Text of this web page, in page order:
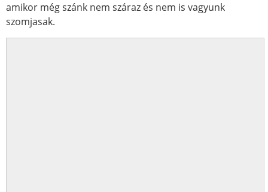
amikor még szánk nem száraz és nem is vagyunk
szomjasak.